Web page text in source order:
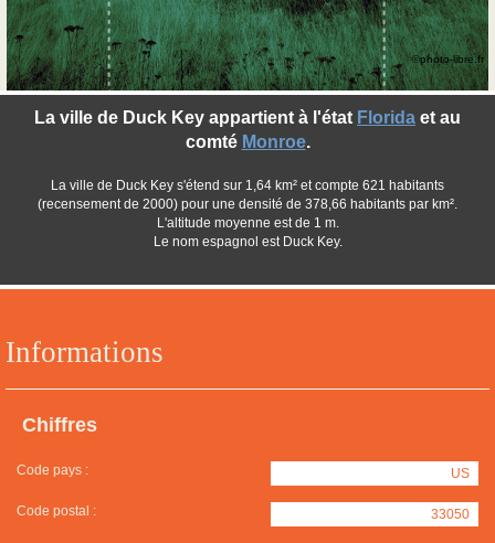
Informations
Chiffres
Code pays : US
Code postal : 33050
La ville de Duck Key appartient à l'état Florida et au
comté Monroe.
La ville de Duck Key s'étend sur 1,64 km² et compte 621 habitants
(recensement de 2000) pour une densité de 378,66 habitants par km².
L'altitude moyenne est de 1 m.
Le nom espagnol est Duck Key.
©photo-libre.fr